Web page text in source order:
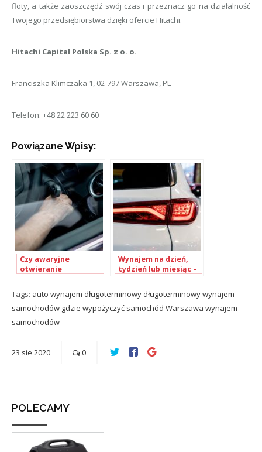
floty, a także zaoszczędź swój czas i przeznacz go na działalność
Twojego przedsiębiorstwa dzięki ofercie Hitachi.
Hitachi Capital Polska Sp. z o. o.
Franciszka Klimczaka 1, 02-797 Warszawa, PL
Telefon: +48 22 223 60 60
Powiązane Wpisy:
Czy awaryjne
otwieranie
bezpieczne?
Wynajem na dzień,
tydzień lub miesiąc –
na jak długo
potrzebujesz
samochodu!
Tags: auto wynajem długoterminowy długoterminowy wynajem
samochodów gdzie wypożyczyć samochód Warszawa wynajem
samochodów
23 sie 2020 0
POLECAMY